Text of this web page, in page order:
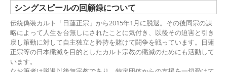
ー
シ
ョ
ン
シングスピールの回顧録について
伝統偽装カルト「日蓮正宗」から2015年1月に脱退。その後同宗の謀
略によって人生を台無しにされたことに気付き、以後その迫害と引き
戻し策動に対して自主独立と矜持を賭けて闘争を戦っています。日蓮
正宗等の日本殲滅を目的としたカルト宗教の殲滅のためにも活動して
います。